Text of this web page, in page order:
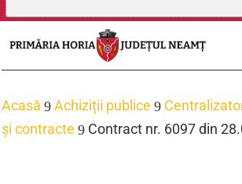
Acasă 9 Achiziții publice 9
și contracte 9 Contract nr. 6097 din